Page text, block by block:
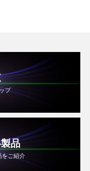
プ
品
をご紹介